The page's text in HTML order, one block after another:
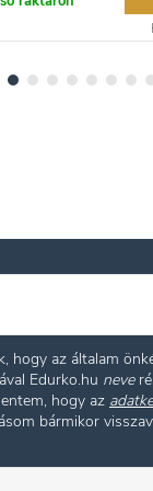
hogy az általam
Edurko.hu neve
hogy az
bármikor